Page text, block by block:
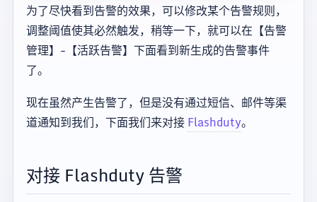
为了尽快看到告警的效果，可以修改某个告警规则，
调整阈值使其必然触发，稍等一下，就可以在【告警
管理】-【活跃告警】下面看到新生成的告警事件
了。
现在虽然产生告警了，但是没有通过短信、邮件等渠
道通知到我们，下面我们来对接Flashduty。
对接 Flashduty 告警